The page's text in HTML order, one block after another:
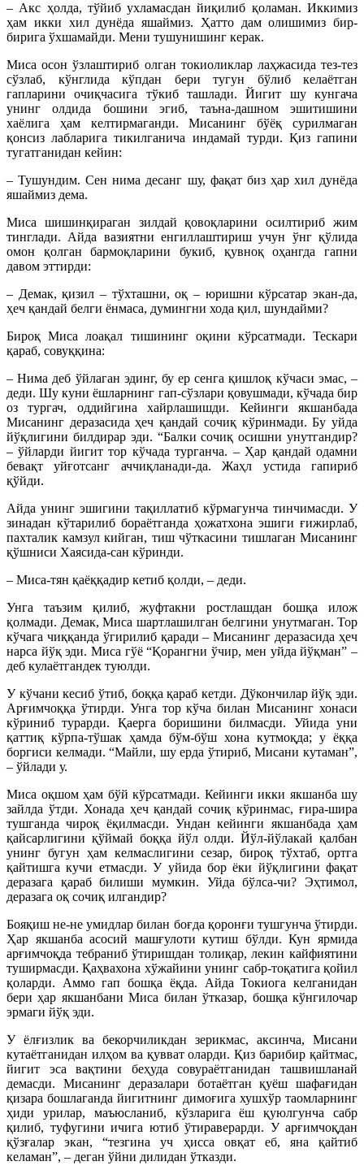
– Акс ҳолда, тўйиб ухламасдан йиқилиб қоламан. Иккимиз
ҳам икки хил дунёда яшаймиз. Ҳатто дам олишимиз бир-
бирига ўхшамайди. Мени тушунишинг керак.
Миса осон ўзлаштириб олган токиоликлар лаҳжасида тез-тез
сўзлаб, кўнглида кўпдан бери тугун бўлиб келаётган
гапларини очиқчасига тўкиб ташлади. Йигит шу кунгача
унинг олдида бошини эгиб, таъна-дашном эшитишини
хаёлига ҳам келтирмаганди. Мисанинг бўёқ сурилмаган
қонсиз лабларига тикилганича индамай турди. Қиз гапини
тугатганидан кейин:
– Тушундим. Сен нима десанг шу, фақат биз ҳар хил дунёда
яшаймиз дема.
Миса шишинқираган зилдай қовоқларини осилтириб жим
тинглади. Айда вазиятни енгиллаштириш учун ўнг қўлида
омон қолган бармоқларини букиб, қувноқ оҳангда гапни
давом эттирди:
– Демак, қизил – тўхташни, оқ – юришни кўрсатар экан-да,
ҳеч қандай белги ёнмаса, думингни хода қил, шундайми?
Бироқ Миса лоақал тишининг оқини кўрсатмади. Тескари
қараб, совуққина:
– Нима деб ўйлаган эдинг, бу ер сенга қишлоқ кўчаси эмас, –
деди. Шу куни ёшларнинг гап-сўзлари қовушмади, кўчада бир
оз тургач, оддийгина хайрлашишди. Кейинги якшанбада
Мисанинг деразасида ҳеч қандай сочиқ кўринмади. Бу уйда
йўқлигини билдирар эди. “Балки сочиқ осишни унутгандир?
– ўйларди йигит тор кўчада турганча. – Ҳар қандай одамни
бевақт уйғотсанг аччиқланади-да. Жаҳл устида гапириб
қўйди.
Айда унинг эшигини тақиллатиб кўрмагунча тинчимасди. У
зинадан кўтарилиб бораётганда ҳожатхона эшиги ғижирлаб,
пахталик камзул кийган, тиш чўткасини тишлаган Мисанинг
қўшниси Хаясида-сан кўринди.
– Миса-тян қаёққадир кетиб қолди, – деди.
Унга таъзим қилиб, жуфтакни ростлашдан бошқа илож
қолмади. Демак, Миса шартлашилган белгини унутмаган. Тор
кўчага чиққанда ўгирилиб қаради – Мисанинг деразасида ҳеч
нарса йўқ эди. Миса гўё “Қорангни ўчир, мен уйда йўқман” –
деб кулаётгандек туюлди.
У кўчани кесиб ўтиб, боққа қараб кетди. Дўкончилар йўқ эди.
Арғимчоққа ўтирди. Унга тор кўча билан Мисанинг хонаси
кўриниб турарди. Қаерга боришини билмасди. Уйида уни
қаттиқ кўрпа-тўшак ҳамда бўм-бўш хона кутмоқда; у ёққа
боргиси келмади. “Майли, шу ерда ўтириб, Мисани кутаман”,
– ўйлади у.
Миса оқшом ҳам бўй кўрсатмади. Кейинги икки якшанба шу
зайлда ўтди. Хонада ҳеч қандай сочиқ кўринмас, ғира-шира
тушганда чироқ ёқилмасди. Ундан кейинги якшанбада ҳам
қайсарлигини қўймай боққа йўл олди. Йўл-йўлакай қалбан
унинг бугун ҳам келмаслигини сезар, бироқ тўхтаб, ортга
қайтишга кучи етмасди. У уйида бор ёки йўқлигини фақат
деразага қараб билиши мумкин. Уйда бўлса-чи? Эҳтимол,
деразага оқ сочиқ илгандир?
Бояқиш не-не умидлар билан боғда қоронғи тушгунча ўтирди.
Ҳар якшанба асосий машғулоти кутиш бўлди. Кун ярмида
арғимчоқда тебраниб ўтиришдан толиқар, лекин кайфиятини
туширмасди. Қаҳвахона хўжайини унинг сабр-тоқатига қойил
қоларди. Аммо гап бошқа ёқда. Айда Токиога келганидан
бери ҳар якшанбани Миса билан ўтказар, бошқа кўнгилочар
эрмаги йўқ эди.
У ёлғизлик ва бекорчиликдан зерикмас, аксинча, Мисани
кутаётганидан илҳом ва қувват оларди. Қиз барибир қайтмас,
йигит эса вақтини беҳуда совураётганидан ташвишланай
демасди. Мисанинг деразалари ботаётган қуёш шафағидан
қизара бошлаганда йигитнинг димоғига хушхўр таомларнинг
ҳиди урилар, маъюсланиб, кўзларига ёш қуюлгунча сабр
қилиб, туфугини ичига ютиб ўтираверарди. У арғимчоқдан
қўзғалар экан, “тезгина уч ҳисса овқат еб, яна қайтиб
келаман”, – деган ўйни дилидан ўтказди.